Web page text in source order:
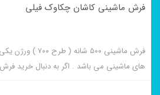
فرش ماشینی کاشان چکاوک فیلی
فرش ماشینی ۵۰۰
های ماشینی می باشد . اگر به دنبال خرید